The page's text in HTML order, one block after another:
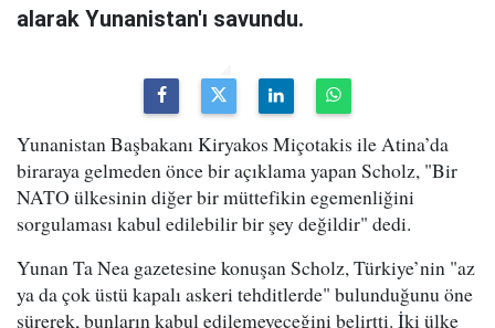
alarak Yunanistan'ı savundu.
Yunanistan Başbakanı Kiryakos Miçotakis ile Atina’da
biraraya gelmeden önce bir açıklama yapan Scholz, "Bir
NATO ülkesinin diğer bir müttefikin egemenliğini
sorgulaması kabul edilebilir bir şey değildir" dedi.
Yunan Ta Nea gazetesine konuşan Scholz, Türkiye’nin "az
ya da çok üstü kapalı askeri tehditlerde" bulunduğunu öne
sürerek, bunların kabul edilemeyeceğini belirtti. İki ülke